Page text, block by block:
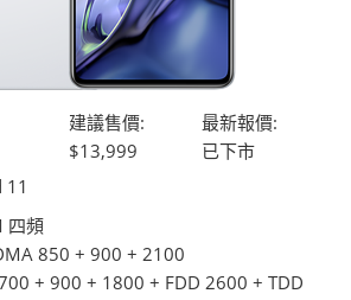
建議售價:
$13,999
最新報價:
已下市
11
四頻
850 + 900 + 2100
+ 900 + 1800 + FDD 2600 + TDD